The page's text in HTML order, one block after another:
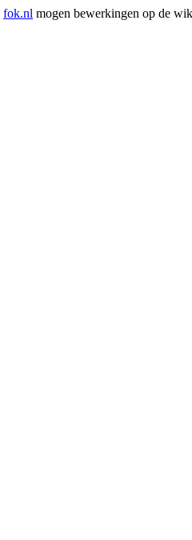
fok.nl mogen bewerkingen op de